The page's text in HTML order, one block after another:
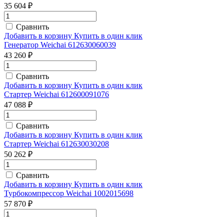
35 604 ₽
Сравнить
Добавить в корзину Купить в один клик
Генератор Weichai 612630060039
43 260 ₽
Сравнить
Добавить в корзину Купить в один клик
Стартер Weichai 612600091076
47 088 ₽
Сравнить
Добавить в корзину Купить в один клик
Стартер Weichai 612630030208
50 262 ₽
Сравнить
Добавить в корзину Купить в один клик
Турбокомпрессор Weichai 1002015698
57 870 ₽